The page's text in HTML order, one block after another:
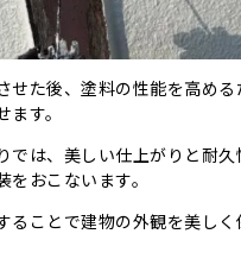
せた後、塗料の性能を高め
す。
では、美しい仕上がりと耐
をおこないます。
ることで建物の外観を美し